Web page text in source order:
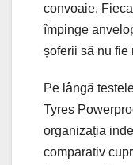
convoaie.
împinge
șoferii să nu fie
Pe lângă
Tyres
organizația
comparativ